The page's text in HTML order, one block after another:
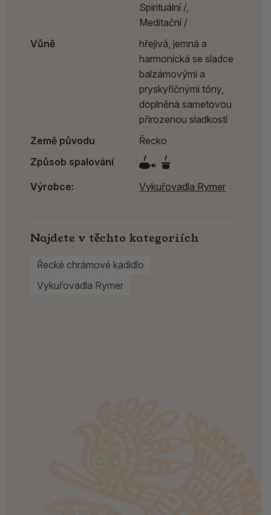
Spirituální /,
Meditační /
Vůně
hřejivá, jemná a
harmonická se sladce
balzámovými a
pryskyřičnými tóny,
doplněná sametovou
přirozenou sladkostí
Země původu
Řecko
Způsob spalování
Výrobce: Vykuřovadla Rymer
Najdete v těchto kategoriích
Řecké chrámové kadidlo
Vykuřovadla Rymer